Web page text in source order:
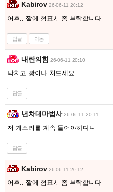
Kabirov 26-06-11 20:12
어후.. 짤에 혐표시 좀 부탁합니다
답글 이동
내란의힘 26-06-11 20:10
닥치고 빵이나 처드세요.
답글
년차대마법사 26-06-11 20:11
저 개소리를 계속 들어야하다니
답글
Kabirov 26-06-11 20:12
어후.. 짤에 혐표시 좀 부탁합니다